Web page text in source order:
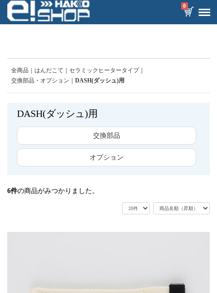
0
全商品 はんだこて
セラミックヒータータイプ
交換部品・オプション
DASH(ダッシュ)用
DASH(ダッシュ)用
交換部品
オプション
6件の商品がみつかりました。